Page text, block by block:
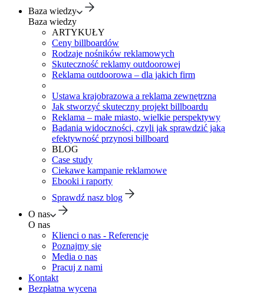
Baza wiedzy
Baza wiedzy
ARTYKUŁY
Ceny billboardów
Rodzaje nośników reklamowych
Skuteczność reklamy outdoorowej
Reklama outdoorowa – dla jakich firm
Ustawa krajobrazowa a reklama zewnętrzna
Jak stworzyć skuteczny projekt billboardu
Reklama – małe miasto, wielkie perspektywy
Badania widoczności, czyli jak sprawdzić jaką
efektywność przynosi billboard
BLOG
Case study
Ciekawe kampanie reklamowe
Ebooki i raporty
Sprawdź nasz blog
O nas
O nas
Klienci o nas - Referencje
Poznajmy się
Media o nas
Pracuj z nami
Kontakt
Bezpłatna wycena